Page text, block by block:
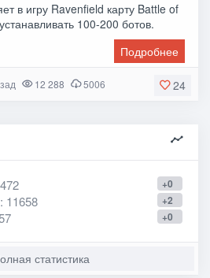
в игру Ravenfield карту Battle of
100-200 ботов.
Подробнее
24
12 288 5006
+0
+2
: 11658
+0
статистика